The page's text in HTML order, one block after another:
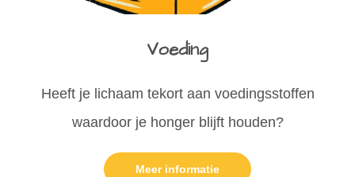
Voeding
Heeft je lichaam tekort aan voedingsstoffen
waardoor je honger blijft houden?
Meer informatie